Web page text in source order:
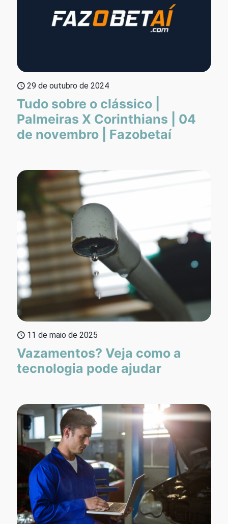
29 de outubro de 2024
Tudo sobre o clássico |
Palmeiras X Corinthians | 04
de novembro | Fazobetaí
11 de maio de 2025
Vazamentos? Veja como a
tecnologia pode ajudar